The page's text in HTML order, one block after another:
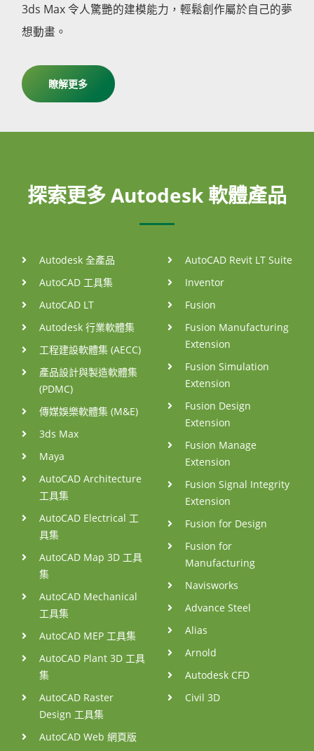
3ds Max 令人驚艷的建模能力，輕鬆創作屬於自己的夢
想動畫。
瞭解更多
探索更多 Autodesk 軟體產品
Autodesk 全產品
AutoCAD 工具集
AutoCAD LT
Autodesk 行業軟體集
工程建設軟體集 (AECC)
產品設計與製造軟體集
(PDMC)
傳媒娛樂軟體集 (M&E)
3ds Max
Maya
AutoCAD Architecture
工具集
AutoCAD Electrical 工
具集
AutoCAD Map 3D 工具
集
AutoCAD Mechanical
工具集
AutoCAD MEP 工具集
AutoCAD Plant 3D 工具
集
AutoCAD Raster
Design 工具集
AutoCAD Web 網頁版
AutoCAD Revit LT Suite
Inventor
Fusion
Fusion Manufacturing
Extension
Fusion Simulation
Extension
Fusion Design
Extension
Fusion Manage
Extension
Fusion Signal Integrity
Extension
Fusion for Design
Fusion for
Manufacturing
Navisworks
Advance Steel
Alias
Arnold
Autodesk CFD
Civil 3D